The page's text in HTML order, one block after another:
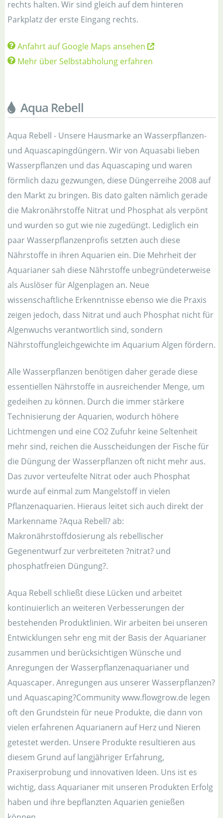
rechts halten. Wir sind gleich auf dem hinteren
Parkplatz der erste Eingang rechts.
Anfahrt auf Google Maps ansehen
Mehr über Selbstabholung erfahren
Aqua Rebell
Aqua Rebell - Unsere Hausmarke an Wasserpflanzen-
und Aquascapingdüngern. Wir von Aquasabi lieben
Wasserpflanzen und das Aquascaping und waren
förmlich dazu gezwungen, diese Düngerreihe 2008 auf
den Markt zu bringen. Bis dato galten nämlich gerade
die Makronährstoffe Nitrat und Phosphat als verpönt
und wurden so gut wie nie zugedüngt. Lediglich ein
paar Wasserpflanzenprofis setzten auch diese
Nährstoffe in ihren Aquarien ein. Die Mehrheit der
Aquarianer sah diese Nährstoffe unbegründeterweise
als Auslöser für Algenplagen an. Neue
wissenschaftliche Erkenntnisse ebenso wie die Praxis
zeigen jedoch, dass Nitrat und auch Phosphat nicht für
Algenwuchs verantwortlich sind, sondern
Nährstoffungleichgewichte im Aquarium Algen fördern.
Alle Wasserpflanzen benötigen daher gerade diese
essentiellen Nährstoffe in ausreichender Menge, um
gedeihen zu können. Durch die immer stärkere
Technisierung der Aquarien, wodurch höhere
Lichtmengen und eine CO2 Zufuhr keine Seltenheit
mehr sind, reichen die Ausscheidungen der Fische für
die Düngung der Wasserpflanzen oft nicht mehr aus.
Das zuvor verteufelte Nitrat oder auch Phosphat
wurde auf einmal zum Mangelstoff in vielen
Pflanzenaquarien. Hieraus leitet sich auch direkt der
Markenname ?Aqua Rebell? ab:
Makronährstoffdosierung als rebellischer
Gegenentwurf zur verbreiteten ?nitrat? und
phosphatfreien Düngung?.
Aqua Rebell schließt diese Lücken und arbeitet
kontinuierlich an weiteren Verbesserungen der
bestehenden Produktlinien. Wir arbeiten bei unseren
Entwicklungen sehr eng mit der Basis der Aquarianer
zusammen und berücksichtigen Wünsche und
Anregungen der Wasserpflanzenaquarianer und
Aquascaper. Anregungen aus unserer Wasserpflanzen?
und Aquascaping?Community www.flowgrow.de legen
oft den Grundstein für neue Produkte, die dann von
vielen erfahrenen Aquarianern auf Herz und Nieren
getestet werden. Unsere Produkte resultieren aus
diesem Grund auf langjähriger Erfahrung,
Praxiserprobung und innovativen Ideen. Uns ist es
wichtig, dass Aquarianer mit unseren Produkten Erfolg
haben und ihre bepflanzten Aquarien genießen